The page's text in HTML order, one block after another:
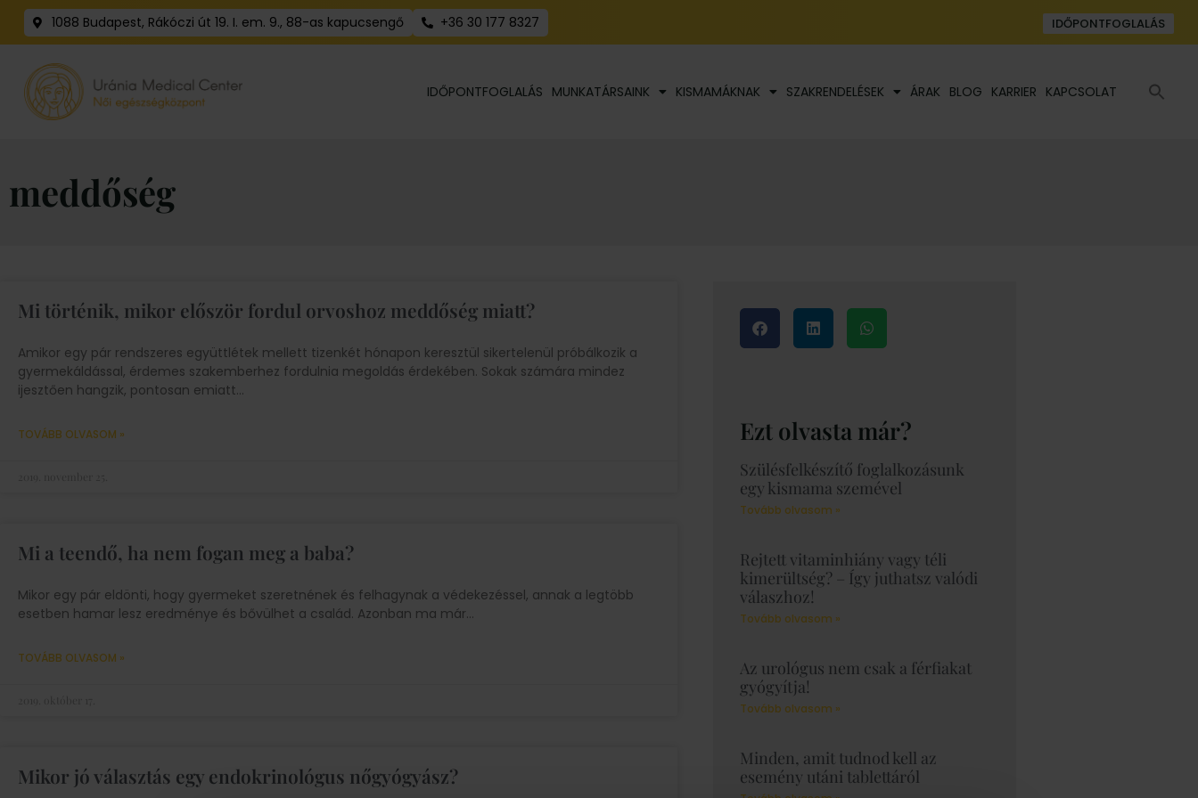
1088 Budapest, Rákóczi út 19. I. em. 9., 88-as kapucsengő +36 30 177 8327 IDŐPONTFOGLALÁS
IDŐPONTFOGLALÁS MUNKATÁRSAINK KISMAMÁKNAK SZAKRENDELÉSEK ÁRAK BLOG KARRIER KAPCSOLAT
meddőség
Mi történik, mikor először fordul orvoshoz meddőség miatt?
Amikor egy pár rendszeres együttlétek mellett tizenkét hónapon keresztül sikertelenül próbálkozik a
gyermekáldással, érdemes szakemberhez fordulnia megoldás érdekében. Sokak számára mindez
ijesztően hangzik, pontosan emiatt
TOVÁBB OLVASOM »
Mi a teendő, ha nem fogan meg a baba?
Mikor egy pár eldönti, hogy gyermeket szeretnének és felhagynak a védekezéssel, annak a legtöbb
esetben hamar lesz eredménye és bővülhet a család. Azonban ma már
TOVÁBB OLVASOM »
Mikor jó választás egy endokrinológus nőgyógyász?
Ezt olvasta már?
Szülésfelkészítő foglalkozásunk
egy kismama szemével
Tovább olvasom »
Rejtett vitaminhiány vagy téli
kimerültség? – Így juthatsz valódi
válaszhoz!
Tovább olvasom »
Az urológus nem csak a férfiakat
gyógyítja!
Tovább olvasom »
Minden, amit tudnod kell az
esemény utáni tablettáról